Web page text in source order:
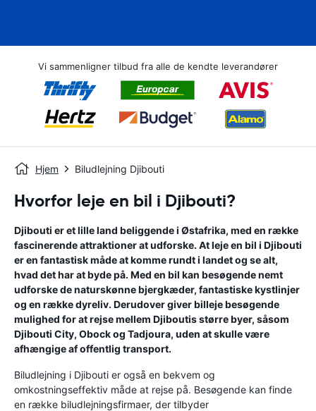
Vi sammenligner tilbud fra alle de kendte leverandører
Hjem Biludlejning Djibouti
Hvorfor leje en bil i Djibouti?
Djibouti er et lille land beliggende i Østafrika, med en række
fascinerende attraktioner at udforske. At leje en bil i Djibouti
er en fantastisk måde at komme rundt i landet og se alt,
hvad det har at byde på. Med en bil kan besøgende nemt
udforske de naturskønne bjergkæder, fantastiske kystlinjer
og en række dyreliv. Derudover giver billeje besøgende
mulighed for at rejse mellem Djiboutis større byer, såsom
Djibouti City, Obock og Tadjoura, uden at skulle være
afhængige af offentlig transport.
Biludlejning i Djibouti er også en bekvem og
omkostningseffektiv måde at rejse på. Besøgende kan finde
en række biludlejningsfirmaer, der tilbyder